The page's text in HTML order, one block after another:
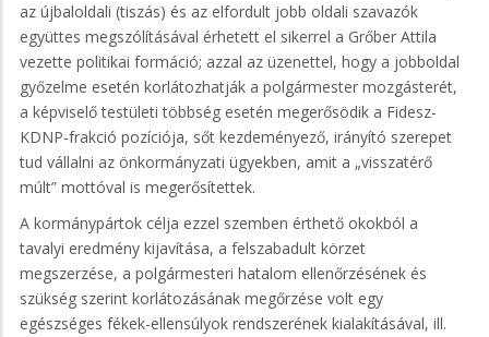
az újbaloldali (tiszás) és az elfordult jobb oldali szavazók
együttes megszólításával érhetett el sikerrel a Grőber Attila
vezette politikai formáció; azzal az üzenettel, hogy a jobboldal
győzelme esetén korlátozhatják a polgármester mozgásterét,
a képviselő testületi többség esetén megerősödik a Fidesz-
KDNP-frakció pozíciója, sőt kezdeményező, irányító szerepet
tud vállalni az önkormányzati ügyekben, amit a „visszatérő
múlt” mottóval is megerősítettek.
A kormánypártok célja ezzel szemben érthető okokból a
tavalyi eredmény kijavítása, a felszabadult körzet
megszerzése, a polgármesteri hatalom ellenőrzésének és
szükség szerint korlátozásának megőrzése volt egy
egészséges fékek-ellensúlyok rendszerének kialakításával, ill.